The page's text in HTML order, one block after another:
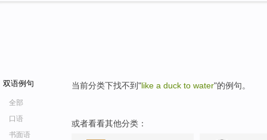
双语例句
全部
口语
书面语
当前分类下找不到"like a duck to water"的例句。
或者看看其他分类：